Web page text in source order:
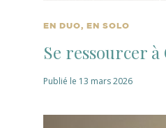
EN DUO, EN SOLO
Se ressourcer
Publié le 13 mars 2026